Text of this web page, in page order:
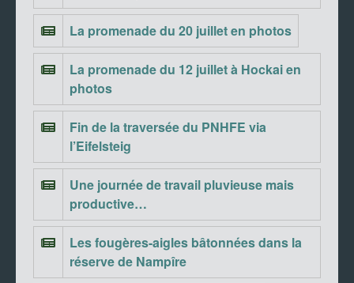
La promenade du 20 juillet en photos
La promenade du 12 juillet à Hockai en
photos
Fin de la traversée du PNHFE via
l’Eifelsteig
Une journée de travail pluvieuse mais
productive…
Les fougères-aigles bâtonnées dans la
réserve de Nampîre